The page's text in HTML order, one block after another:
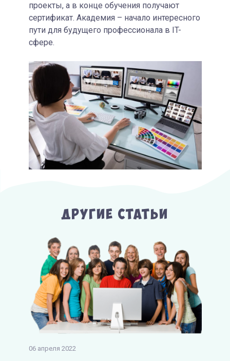
проекты, а в конце обучения получают
сертификат. Академия – начало интересного
пути для будущего профессионала в IT-
сфере.
Другие Статьи
06 апреля 2022